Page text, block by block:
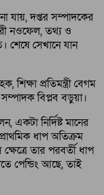
যায়, দপ্তর সম্পাদকের
নওফেল, তথ্য ও
শেষে সেখানে যান
প্রতিমন্ত্রী বেগম
বিপ্লব বড়ুয়া।
একটা নির্দিষ্ট মানের
ধাপ অতিক্রম
তার পরবর্তী ধাপ
পেন্ডিং আছে, তাই